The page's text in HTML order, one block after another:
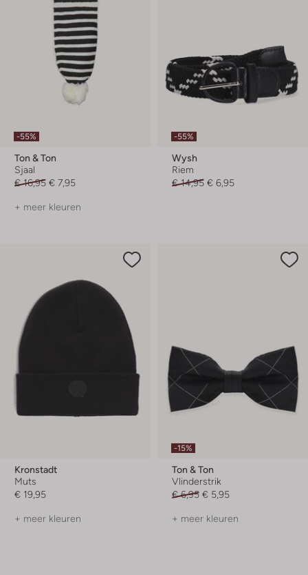
-55%
Ton & Ton
Sjaal
€ 16,95 € 7,95
+ meer kleuren
-55%
Wysh
Riem
€ 14,95 € 6,95
Kronstadt
Muts
€ 19,95
+ meer kleuren
-15%
Ton & Ton
Vlinderstrik
€ 6,95 € 5,95
+ meer kleuren